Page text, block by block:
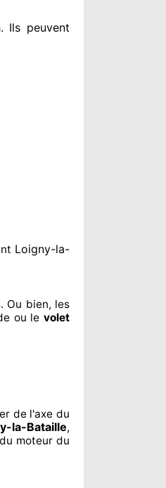
Ils peuvent
Loigny-la-
Ou bien, les
ou levolet
de l'axe du
la-Bataille,
moteur du